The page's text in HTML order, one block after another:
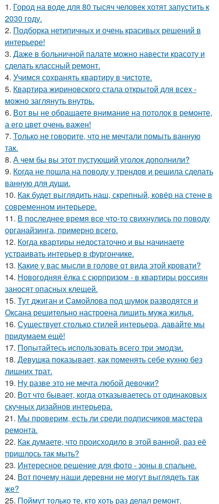
1. Город на воде для 80 тысяч человек хотят запустить к
2030 году.
2. Подборка нетипичных и очень красивых решений в
интерьере!
3. Даже в больничной палате можно навести красоту и
сделать классный ремонт.
4. Учимся сохранять квартиру в чистоте.
5. Квартира жириновского стала открытой для всех -
можно заглянуть внутрь.
6. Вот вы не обращаете внимание на потолок в ремонте,
а его цвет очень важен!
7. Только не говорите, что не мечтали помыть ванную
так.
8. А чем бы вы этот пустующий уголок дополнили?
9. Когда не пошла на поводу у трендов и решила сделать
ванную для души.
10. Как будет выглядить наш, скрепный, ковёр на стене в
современном интерьере.
11. В последнее время все что-то свихнулись по поводу
органайзинга, примерно всего.
12. Когда квартиры недостаточно и вы начинаете
устраивать интерьер в фургончике.
13. Какие у вас мысли в голове от вида этой кровати?
14. Новогодняя ёлка с сюрпризом - в квартиры россиян
заносят опасных клещей.
15. Тут джиган и Самойлова под шумок разводятся и
Оксана решительно настроена лишить мужа жилья.
16. Существует столько стилей интерьера, давайте мы
придумаем ещё!
17. Попытайтесь использовать всего три эмодзи.
18. Девушка показывает, как поменять себе кухню без
лишних трат.
19. Ну разве это не мечта любой девочки?
20. Вот что бывает, когда отказываетесь от одинаковых
скучных дизайнов интерьера.
21. Мы проверим, есть ли среди подписчиков мастера
ремонта.
22. Как думаете, что происходило в этой ванной, раз её
пришлось так мыть?
23. Интересное решение для фото - зоны в спальне.
24. Вот почему наши деревни не могут выглядеть так
же?
25. Поймут только те, кто хоть раз делал ремонт.